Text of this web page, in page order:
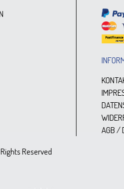
AGB /
Rights Reserved